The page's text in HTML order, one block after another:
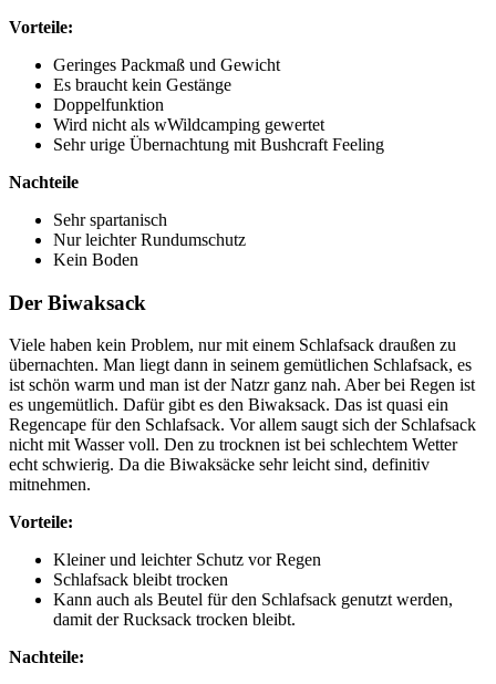
Vorteile:
Geringes Packmaß und Gewicht
Es braucht kein Gestänge
Doppelfunktion
Wird nicht als wWildcamping gewertet
Sehr urige Übernachtung mit Bushcraft Feeling
Nachteile
Sehr spartanisch
Nur leichter Rundumschutz
Kein Boden
Der Biwaksack
Viele haben kein Problem, nur mit einem Schlafsack draußen zu
übernachten. Man liegt dann in seinem gemütlichen Schlafsack, es
ist schön warm und man ist der Natzr ganz nah. Aber bei Regen ist
es ungemütlich. Dafür gibt es den Biwaksack. Das ist quasi ein
Regencape für den Schlafsack. Vor allem saugt sich der Schlafsack
nicht mit Wasser voll. Den zu trocknen ist bei schlechtem Wetter
echt schwierig. Da die Biwaksäcke sehr leicht sind, definitiv
mitnehmen.
Vorteile:
Kleiner und leichter Schutz vor Regen
Schlafsack bleibt trocken
Kann auch als Beutel für den Schlafsack genutzt werden,
damit der Rucksack trocken bleibt.
Nachteile: